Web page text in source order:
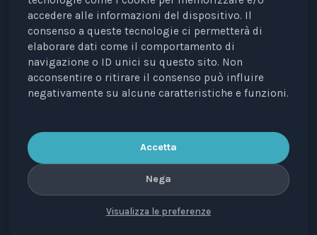
accedere alle informazioni del dispositivo. Il
consenso a queste tecnologie ci permetterà di
elaborare dati come il comportamento di
navigazione o ID unici su questo sito. Non
acconsentire o ritirare il consenso può influire
negativamente su alcune caratteristiche e funzioni.
Accetta
Nega
Visualizza le preferenze
listed in the RUNTS register (Rep. 4 of 01/03/2022),
recognised as an interest representative before the
European Institutions.
The journalDiritti degli Animali. Profili Etici, Scientifici e
Giuridiciis a periodical registered with the Court of
Elisa Scarpino.
PRIVACY COOKIE